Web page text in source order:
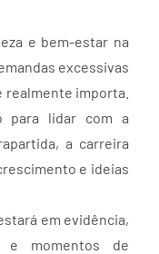
e bem-estar na
excessivas
importa.
para lidar com a
a carreira
e ideias
em evidência,
e momentos de